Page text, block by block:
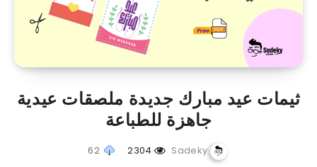
ثيمات عيد مبارك جديدة ملصقات عيدية
جاهزة للطباعة
Sadeky
62